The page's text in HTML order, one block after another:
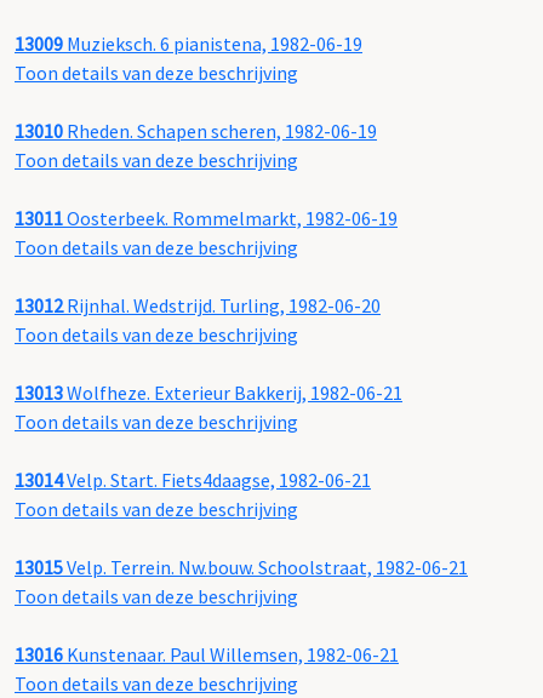
13009 Muzieksch. 6 pianistena, 1982-06-19
Toon details van deze beschrijving
13010 Rheden. Schapen scheren, 1982-06-19
Toon details van deze beschrijving
13011Oosterbeek. Rommelmarkt, 1982-06-19
Toon details van deze beschrijving
13012Rijnhal. Wedstrijd. Turling, 1982-06-20
Toon details van deze beschrijving
13013Wolfheze. Exterieur Bakkerij, 1982-06-21
Toon details van deze beschrijving
13014Velp. Start. Fiets4daagse, 1982-06-21
Toon details van deze beschrijving
13015Velp. Terrein. Nw.bouw. Schoolstraat, 1982-06-21
Toon details van deze beschrijving
13016 Kunstenaar. Paul Willemsen, 1982-06-21
Toon details van deze beschrijving